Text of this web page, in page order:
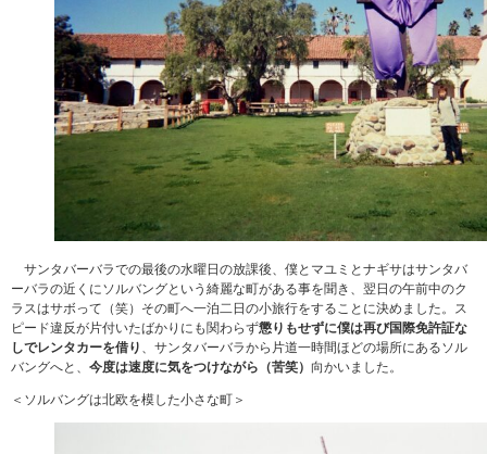
サンタバーバラでの最後の水曜日の放課後、僕とマユミとナギサはサンタバ
ーバラの近くにソルバングという綺麗な町がある事を聞き、翌日の午前中のク
ラスはサボって（笑）その町へ一泊二日の小旅行をすることに決めました。ス
ピード違反が片付いたばかりにも関わらず懲りもせずに僕は再び国際免許証な
しでレンタカーを借り
、サンタバーバラから片道一時間ほどの場所にあるソル
バングへと、 今度は速度に気をつけながら（苦笑） 向かいました。
＜ソルバングは北欧を模した小さな町＞